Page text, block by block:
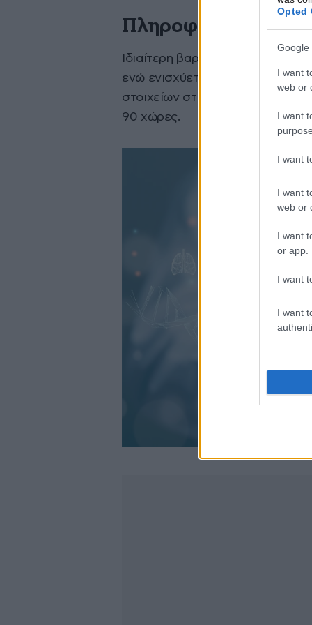
Opted
Google
I want
web or
I want
I want
I want
web or
I want
or app.
I want
I want
Πληροφορίες από
Ιδιαίτερη βαρύτητα δίνεται
ενώ ενισχύεται και ο
στοιχείων στο εξωτερικό μέσω
90 χώρες.